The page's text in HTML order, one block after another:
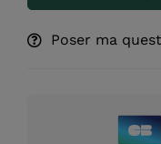
Poser ma